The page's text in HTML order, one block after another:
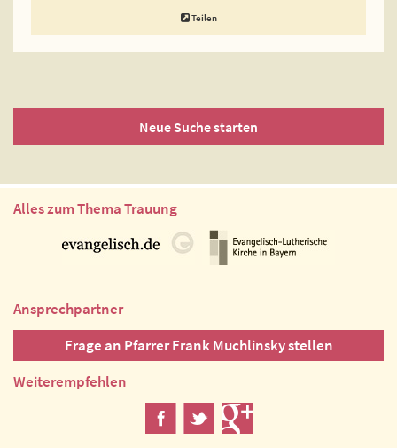
Teilen
Neue Suche starten
Alles zum Thema Trauung
Ansprechpartner
Frage an Pfarrer Frank Muchlinsky stellen
Weiterempfehlen